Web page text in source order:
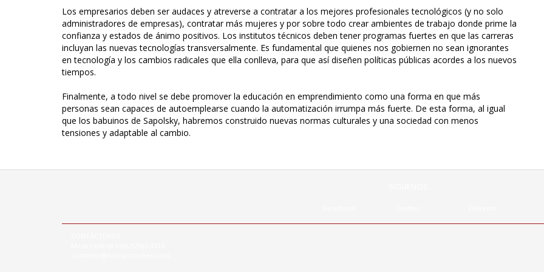
Los empresarios deben ser audaces y atreverse a contratar a los mejores profesionales tecnológicos (y no solo
administradores de empresas), contratar más mujeres y por sobre todo crear ambientes de trabajo donde prime la
confianza y estados de ánimo positivos. Los institutos técnicos deben tener programas fuertes en que las carreras
incluyan las nuevas tecnologías transversalmente. Es fundamental que quienes nos gobiernen no sean ignorantes
en tecnología y los cambios radicales que ella conlleva, para que así diseñen políticas públicas acordes a los nuevos
tiempos.
Finalmente, a todo nivel se debe promover la educación en emprendimiento como una forma en que más
personas sean capaces de autoemplearse cuando la automatización irrumpa más fuerte. De esta forma, al igual
que los babuinos de Sapolsky, habremos construido nuevas normas culturales y una sociedad con menos
tensiones y adaptable al cambio.